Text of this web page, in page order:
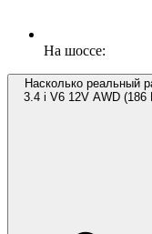
На шоссе:
Насколько реальный
3.4 i V6 12V AWD (186